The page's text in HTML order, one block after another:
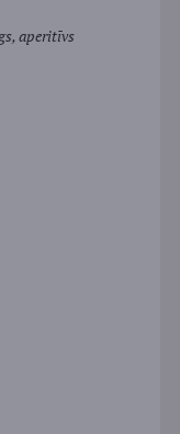
aperitīvs